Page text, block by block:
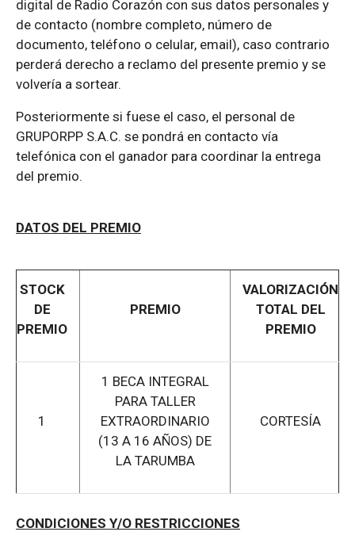
digital de Radio Corazón con sus datos personales y
de contacto (nombre completo, número de
documento, teléfono o celular, email), caso contrario
perderá derecho a reclamo del presente premio y se
volvería a sortear.
Posteriormente si fuese el caso, el personal de
GRUPORPP S.A.C. se pondrá en contacto vía
telefónica con el ganador para coordinar la entrega
del premio.
DATOS DEL PREMIO
STOCK
DE
PREMIO
PREMIO
VALORIZACIÓN
TOTAL DEL
PREMIO
1
1 BECA INTEGRAL
PARA TALLER
EXTRAORDINARIO
(13 A 16 AÑOS) DE
LA TARUMBA
CORTESÍA
CONDICIONES Y/O RESTRICCIONES